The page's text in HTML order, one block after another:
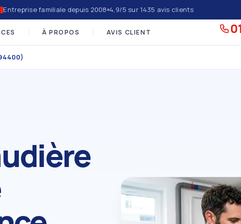
Entreprise familiale depuis 2008 4,9/5 sur 1435 avis clients
À PROPOS AVIS CLIENT